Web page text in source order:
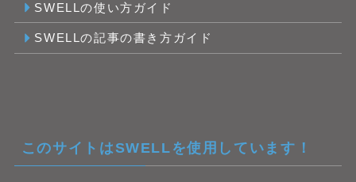
SWELLの使い方ガイド
SWELLの記事の書き方ガイド
このサイトはSWELLを使用しています！